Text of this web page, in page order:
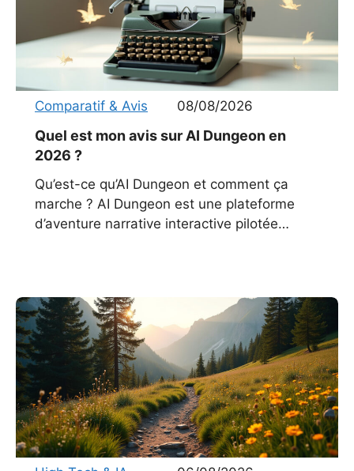
Comparatif & Avis 08/08/2026
Quel est mon avis sur AI Dungeon en
2026 ?
Qu’est-ce qu’AI Dungeon et comment ça
marche ? AI Dungeon est une plateforme
d’aventure narrative interactive pilotée